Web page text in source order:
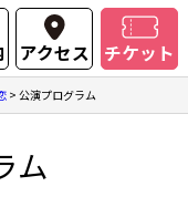
アクセス チケット
> 公演プログラム
ム